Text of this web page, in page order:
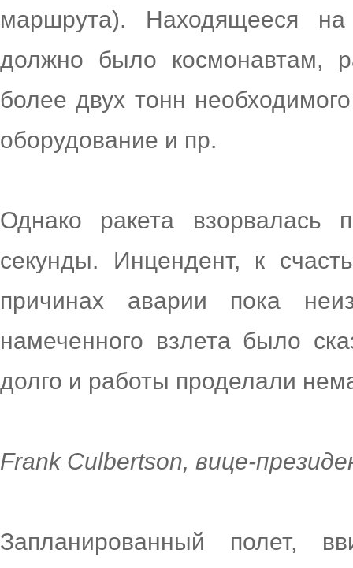
маршрута). Находящееся
должно было космонавтам,
более двух тонн
оборудование и пр.
Однако ракета взорвалась
секунды. Инцендент, к
причинах аварии пока
намеченного взлета было
долго и работы проделали
Frank Culbertson, вице-
Запланированный полет,